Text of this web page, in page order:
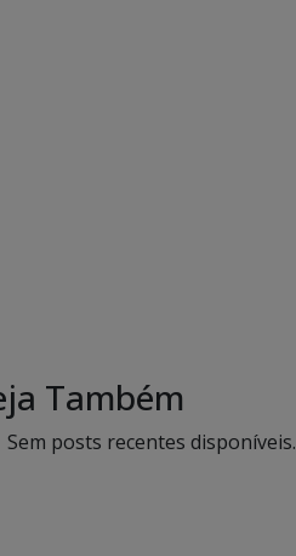
Também
Sem posts recentes disponíveis.